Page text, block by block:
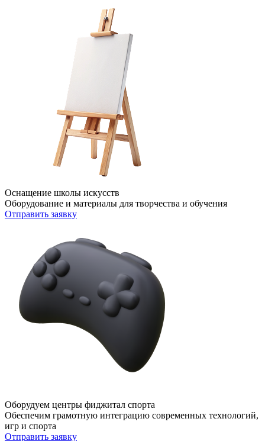
Оснащение школы искусств
Оборудование и материалы для творчества и обучения
Отправить заявку
Оборудуем центры фиджитал спорта
Обеспечим грамотную интеграцию современных технологий,
игр и спорта
Отправить заявку